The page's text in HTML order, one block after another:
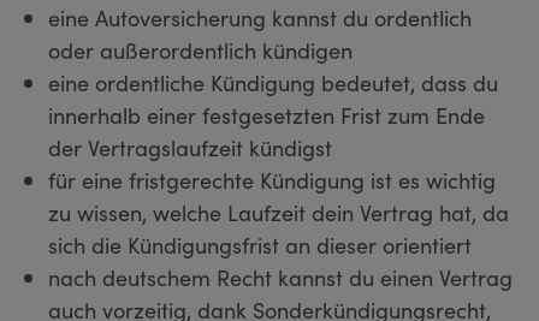
eine Autoversicherung kannst du ordentlich
oder außerordentlich kündigen
eine ordentliche Kündigung bedeutet, dass du
innerhalb einer festgesetzten Frist zum Ende
der Vertragslaufzeit kündigst
für eine fristgerechte Kündigung ist es wichtig
zu wissen, welche Laufzeit dein Vertrag hat, da
sich die Kündigungsfrist an dieser orientiert
nach deutschem Recht kannst du einen Vertrag
auch vorzeitig, dank Sonderkündigungsrecht,